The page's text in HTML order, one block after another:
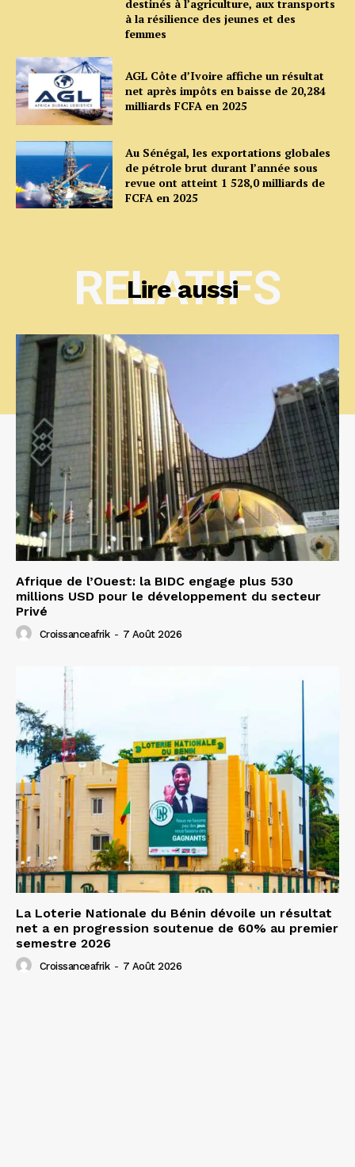
destinés à l’agriculture, aux transports
à la résilience des jeunes et des
femmes
AGL Côte d’Ivoire affiche un résultat
net après impôts en baisse de 20,284
milliards FCFA en 2025
Au Sénégal, les exportations globales
de pétrole brut durant l’année sous
revue ont atteint 1 528,0 milliards de
FCFA en 2025
Lire aussi
RELATIFS
Afrique de l’Ouest: la BIDC engage plus 530
millions USD pour le développement du secteur
Privé
Croissanceafrik - 7 Août 2026
La Loterie Nationale du Bénin dévoile un résultat
net a en progression soutenue de 60% au premier
semestre 2026
Croissanceafrik - 7 Août 2026